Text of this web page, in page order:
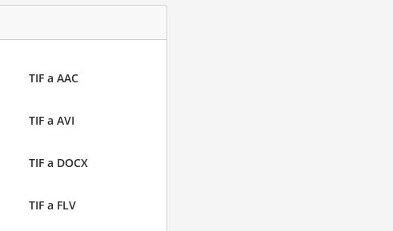
TIF a AAC
TIF a AVI
TIF a DOCX
TIF a FLV